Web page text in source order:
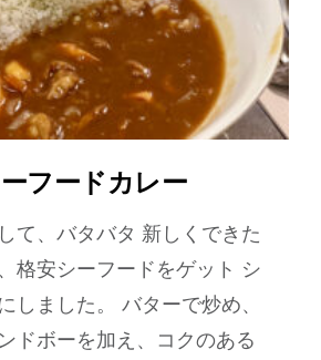
フードカレー
て、バタバタ 新しくできた
格安シーフードをゲット シ
しました。 バターで炒め、
ドボーを加え、コクのある